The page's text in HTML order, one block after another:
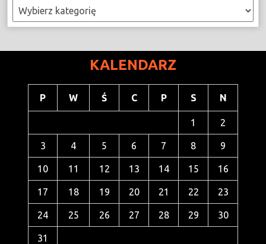
Kategorie
KALENDARZ
P W Ś C P S N
1 2
3 4 5 6 7 8 9
10 11 12 13 14 15 16
17 18 19 20 21 22 23
24 25 26 27 28 29 30
31